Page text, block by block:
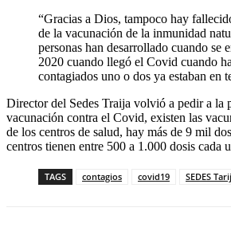
“Gracias a Dios, tampoco hay
de la vacunación de la inmunidad
personas han desarrollado cuando se
2020 cuando llegó el Covid cuando
contagiados uno o dos ya estaban en
Director del Sedes Traija volvió a pedir a la
vacunación contra el Covid, existen las
de los centros de salud, hay más de 9 mil
centros tienen entre 500 a 1.000 dosis cada
TAGS contagios covid19 SEDES